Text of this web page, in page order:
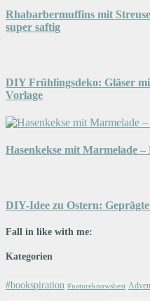
Rhabarbermuffins mit
super saftig
DIY Frühlingsdeko: Gläser
Vorlage
Hasenkekse mit Marmelade
DIY-Idee zu Ostern:
Fall in like with me:
Kategorien
#bookspiration #natureknowsbest